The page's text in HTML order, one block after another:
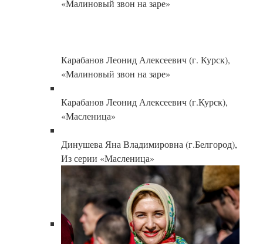
«Малиновый звон на заре»
Карабанов Леонид Алексеевич (г. Курск),
«Малиновый звон на заре»
Карабанов Леонид Алексеевич (г.Курск),
«Масленица»
Динушева Яна Владимировна (г.Белгород),
Из серии «Масленица»